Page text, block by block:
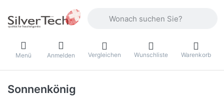
Menü Anmelden Vergleichen Wunschliste Warenkorb
Sonnenkönig